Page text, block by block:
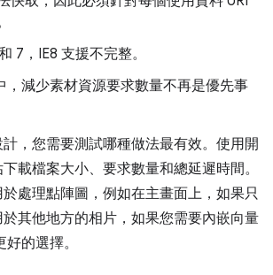
7，IE8 支援不完整。
，減少素材資源要求數量不再是優先事
，您需要測試哪種做法最有效。使用開
載檔案大小、要求數量和總延遲時間。
於處理點陣圖，例如在主畫面上，如果只
其他地方的相片，如果您需要內嵌向量
的選擇。